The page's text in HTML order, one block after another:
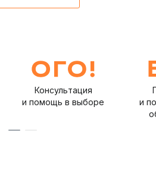
Консультация
и помощь в выборе
и